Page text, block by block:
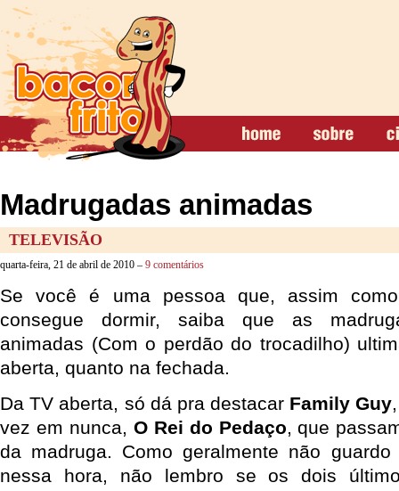
Madrugadas animadas
TELEVISÃO
quarta-feira, 21 de abril de 2010 – 9 comentários
Se você é uma pessoa que, assim
consegue dormir, saiba que as
animadas (Com o perdão do trocadilho)
aberta, quanto na fechada.
Da TV aberta, só dá pra destacar Family Guy
vez em nunca, O Rei do Pedaço, que
da madruga. Como geralmente não
nessa hora, não lembro se os dois